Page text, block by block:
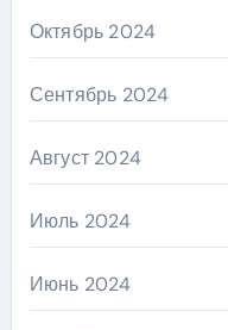
Октябрь 2024
Сентябрь 2024
Август 2024
Июль 2024
Июнь 2024